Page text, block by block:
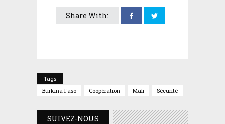
Share With:
Tags
Burkina Faso
Coopération Mali Sécurité
SUIVEZ-NOUS